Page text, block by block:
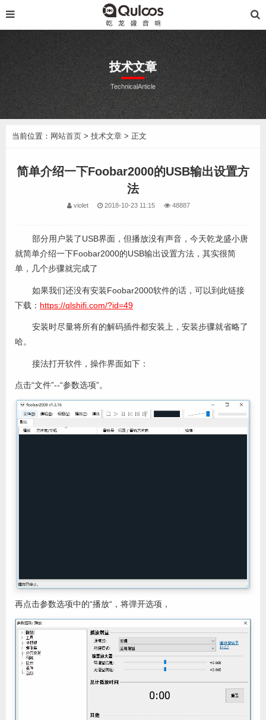
技术文章
TechnicalArticle
当前位置： 网站首页 > 技术文章 > 正文
简单介绍一下Foobar2000的USB输出设置方
法
violet 2018-10-23 11:15 48887
部分用户装了USB界面，但播放没有声音，今天乾龙盛小唐
就简单介绍一下Foobar2000的USB输出设置方法，其实很简
单，几个步骤就完成了
如果我们还没有安装Foobar2000软件的话，可以到此链接
下载： https://qlshifi.com/?id=49
安装时尽量将所有的解码插件都安装上，安装步骤就省略了
哈。
接法打开软件，操作界面如下：
点击“文件”--“参数选项”。
再点击参数选项中的“播放“，将弹开选项，